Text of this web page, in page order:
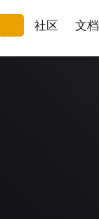
社区 文档